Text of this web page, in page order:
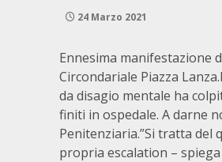
24 Marzo 2021
Ennesima manifestazione
Circondariale Piazza
da disagio mentale ha
finiti in ospedale. A darne
Penitenziaria.”Si tratta del
propria escalation –